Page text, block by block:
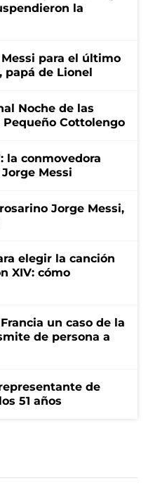
la
para el último
papá de Lionel
Noche de las
Cottolengo
la conmovedora
Messi
Jorge Messi,
elegir la canción
XIV: cómo
un caso de la
de persona a
de
51 años